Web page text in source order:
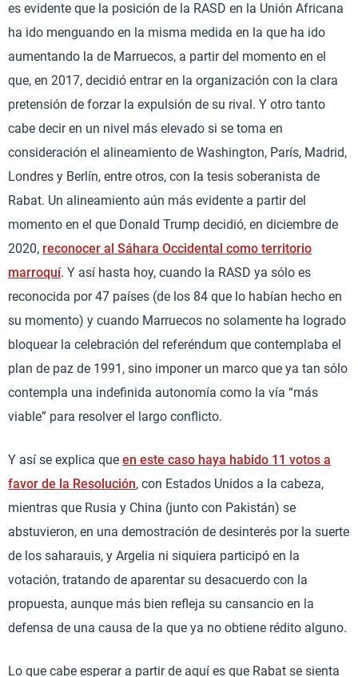
es evidente que la posición de la RASD en la Unión Africana
ha ido menguando en la misma medida en la que ha ido
aumentando la de Marruecos, a partir del momento en el
que, en 2017, decidió entrar en la organización con la clara
pretensión de forzar la expulsión de su rival. Y otro tanto
cabe decir en un nivel más elevado si se toma en
consideración el alineamiento de Washington, París, Madrid,
Londres y Berlín, entre otros, con la tesis soberanista de
Rabat. Un alineamiento aún más evidente a partir del
momento en el que Donald Trump decidió, en diciembre de
2020, reconocer al Sáhara Occidental como territorio
marroquí. Y así hasta hoy, cuando la RASD ya sólo es
reconocida por 47 países (de los 84 que lo habían hecho en
su momento) y cuando Marruecos no solamente ha logrado
bloquear la celebración del referéndum que contemplaba el
plan de paz de 1991, sino imponer un marco que ya tan sólo
contempla una indefinida autonomía como la vía “más
viable” para resolver el largo conflicto.
Y así se explica que en este caso haya habido 11 votos a
favor de la Resolución, con Estados Unidos a la cabeza,
mientras que Rusia y China (junto con Pakistán) se
abstuvieron, en una demostración de desinterés por la suerte
de los saharauis, y Argelia ni siquiera participó en la
votación, tratando de aparentar su desacuerdo con la
propuesta, aunque más bien refleja su cansancio en la
defensa de una causa de la que ya no obtiene rédito alguno.
Lo que cabe esperar a partir de aquí es que Rabat se sienta